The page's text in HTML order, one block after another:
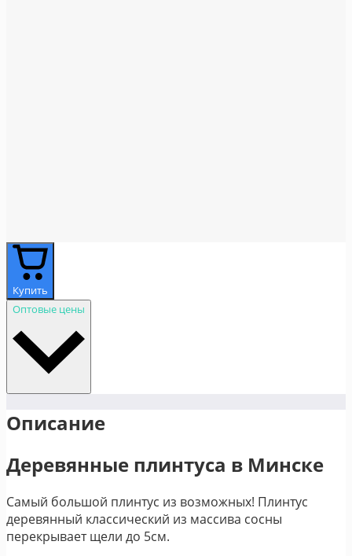
Купить
Оптовые цены
Описание
Деревянные плинтуса в Минске
Самый большой плинтус из возможных! Плинтус
деревянный классический из массива сосны
перекрывает щели до 5см.